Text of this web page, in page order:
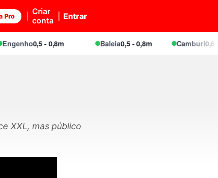
Pro
Criar
conta
Entrar
0,5 - 0,8m Baleia0,5 - 0,8m Camburi0,6 -
XXL, mas público